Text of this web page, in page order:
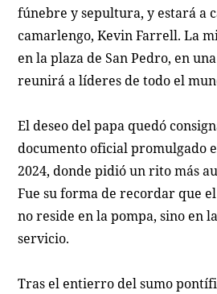
fúnebre y sepultura, y estará a
camarlengo, Kevin Farrell. La
en la plaza de San Pedro, en
reunirá a líderes de todo el
El deseo del papa quedó
documento oficial promulgado
2024, donde pidió un rito más
Fue su forma de recordar que
no reside en la pompa, sino en
servicio.
Tras el entierro del sumo